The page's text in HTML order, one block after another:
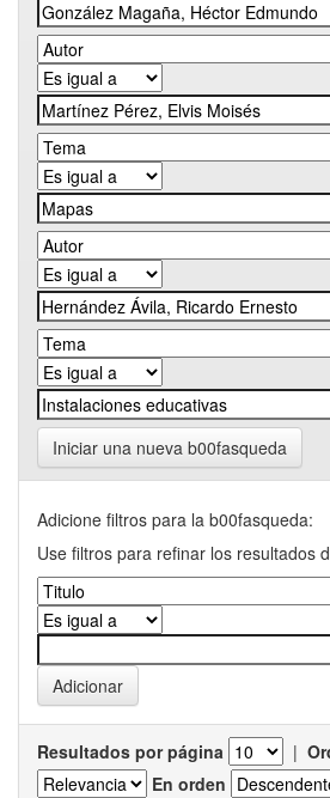
Iniciar una nueva b00fasqueda
Adicione filtros para la b00fasqueda:
Use filtros para refinar los resultados
Resultados por página |
En orden